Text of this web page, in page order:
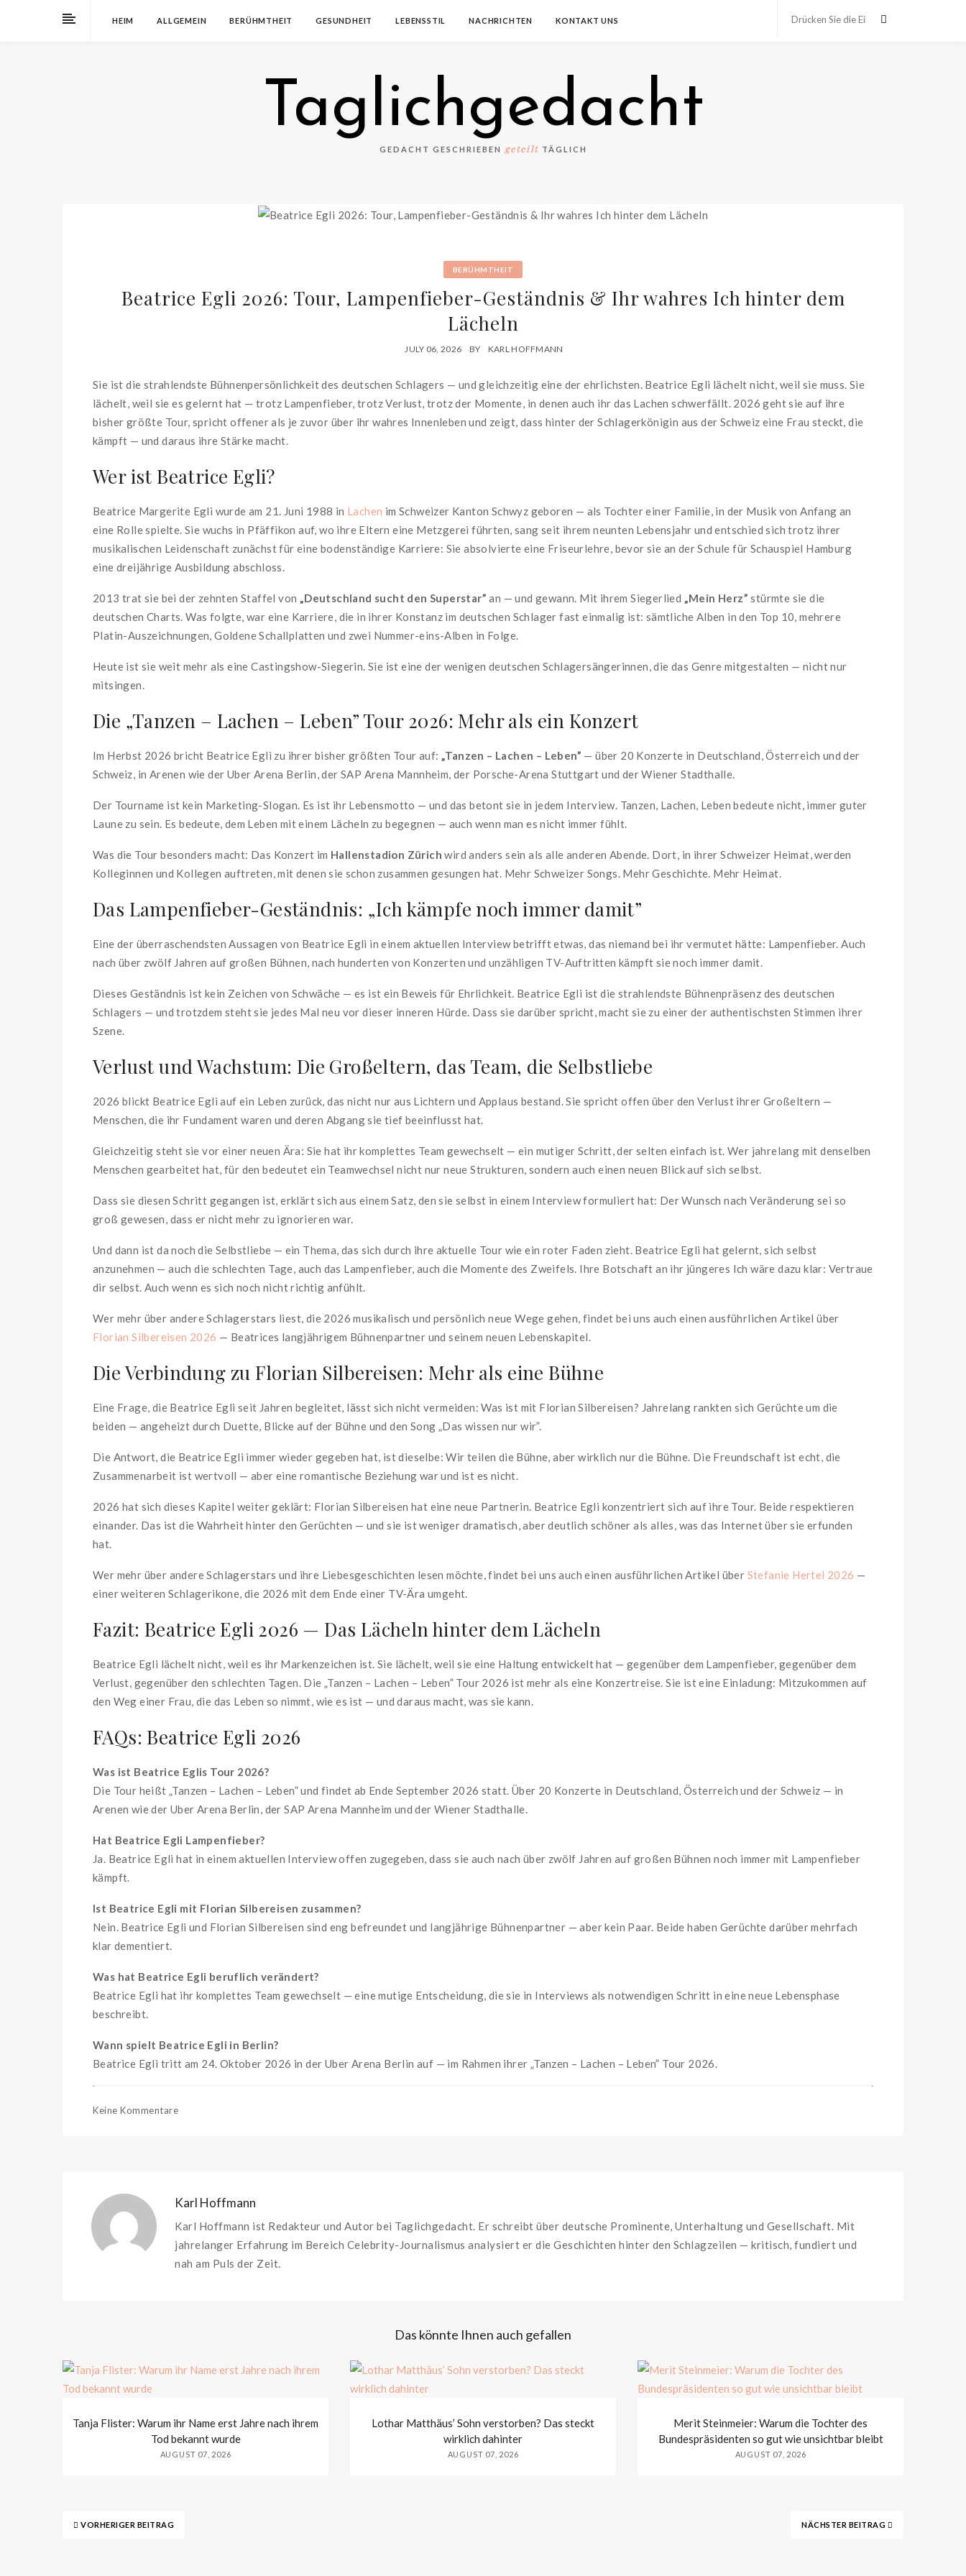
HEIM ALLGEMEIN BERÜHMTHEIT GESUNDHEIT LEBENSSTIL NACHRICHTEN KONTAKT UNS
Taglichgedacht
GEDACHT GESCHRIEBEN geteilt TÄGLICH
BERÜHMTHEIT
Beatrice Egli 2026: Tour, Lampenfieber-Geständnis & Ihr wahres Ich hinter dem
Lächeln
JULY 06, 2026 BY KARL HOFFMANN
Sie ist die strahlendste Bühnenpersönlichkeit des deutschen Schlagers — und gleichzeitig eine der ehrlichsten. Beatrice Egli lächelt nicht, weil sie muss. Sie
lächelt, weil sie es gelernt hat — trotz Lampenfieber, trotz Verlust, trotz der Momente, in denen auch ihr das Lachen schwerfällt. 2026 geht sie auf ihre
bisher größte Tour, spricht offener als je zuvor über ihr wahres Innenleben und zeigt, dass hinter der Schlagerkönigin aus der Schweiz eine Frau steckt, die
kämpft — und daraus ihre Stärke macht.
Wer ist Beatrice Egli?
Beatrice Margerite Egli wurde am 21. Juni 1988 in Lachen im Schweizer Kanton Schwyz geboren — als Tochter einer Familie, in der Musik von Anfang an
eine Rolle spielte. Sie wuchs in Pfäffikon auf, wo ihre Eltern eine Metzgerei führten, sang seit ihrem neunten Lebensjahr und entschied sich trotz ihrer
musikalischen Leidenschaft zunächst für eine bodenständige Karriere: Sie absolvierte eine Friseurlehre, bevor sie an der Schule für Schauspiel Hamburg
eine dreijährige Ausbildung abschloss.
2013 trat sie bei der zehnten Staffel von „Deutschland sucht den Superstar” an — und gewann. Mit ihrem Siegerlied „Mein Herz” stürmte sie die
deutschen Charts. Was folgte, war eine Karriere, die in ihrer Konstanz im deutschen Schlager fast einmalig ist: sämtliche Alben in den Top 10, mehrere
Platin-Auszeichnungen, Goldene Schallplatten und zwei Nummer-eins-Alben in Folge.
Heute ist sie weit mehr als eine Castingshow-Siegerin. Sie ist eine der wenigen deutschen Schlagersängerinnen, die das Genre mitgestalten — nicht nur
mitsingen.
Die „Tanzen – Lachen – Leben” Tour 2026: Mehr als ein Konzert
Im Herbst 2026 bricht Beatrice Egli zu ihrer bisher größten Tour auf: „Tanzen – Lachen – Leben” — über 20 Konzerte in Deutschland, Österreich und der
Schweiz, in Arenen wie der Uber Arena Berlin, der SAP Arena Mannheim, der Porsche-Arena Stuttgart und der Wiener Stadthalle.
Der Tourname ist kein Marketing-Slogan. Es ist ihr Lebensmotto — und das betont sie in jedem Interview. Tanzen, Lachen, Leben bedeute nicht, immer guter
Laune zu sein. Es bedeute, dem Leben mit einem Lächeln zu begegnen — auch wenn man es nicht immer fühlt.
Was die Tour besonders macht: Das Konzert im Hallenstadion Zürich wird anders sein als alle anderen Abende. Dort, in ihrer Schweizer Heimat, werden
Kolleginnen und Kollegen auftreten, mit denen sie schon zusammen gesungen hat. Mehr Schweizer Songs. Mehr Geschichte. Mehr Heimat.
Das Lampenfieber-Geständnis: „Ich kämpfe noch immer damit”
Eine der überraschendsten Aussagen von Beatrice Egli in einem aktuellen Interview betrifft etwas, das niemand bei ihr vermutet hätte: Lampenfieber. Auch
nach über zwölf Jahren auf großen Bühnen, nach hunderten von Konzerten und unzähligen TV-Auftritten kämpft sie noch immer damit.
Dieses Geständnis ist kein Zeichen von Schwäche — es ist ein Beweis für Ehrlichkeit. Beatrice Egli ist die strahlendste Bühnenpräsenz des deutschen
Schlagers — und trotzdem steht sie jedes Mal neu vor dieser inneren Hürde. Dass sie darüber spricht, macht sie zu einer der authentischsten Stimmen ihrer
Szene.
Verlust und Wachstum: Die Großeltern, das Team, die Selbstliebe
2026 blickt Beatrice Egli auf ein Leben zurück, das nicht nur aus Lichtern und Applaus bestand. Sie spricht offen über den Verlust ihrer Großeltern —
Menschen, die ihr Fundament waren und deren Abgang sie tief beeinflusst hat.
Gleichzeitig steht sie vor einer neuen Ära: Sie hat ihr komplettes Team gewechselt — ein mutiger Schritt, der selten einfach ist. Wer jahrelang mit denselben
Menschen gearbeitet hat, für den bedeutet ein Teamwechsel nicht nur neue Strukturen, sondern auch einen neuen Blick auf sich selbst.
Dass sie diesen Schritt gegangen ist, erklärt sich aus einem Satz, den sie selbst in einem Interview formuliert hat: Der Wunsch nach Veränderung sei so
groß gewesen, dass er nicht mehr zu ignorieren war.
Und dann ist da noch die Selbstliebe — ein Thema, das sich durch ihre aktuelle Tour wie ein roter Faden zieht. Beatrice Egli hat gelernt, sich selbst
anzunehmen — auch die schlechten Tage, auch das Lampenfieber, auch die Momente des Zweifels. Ihre Botschaft an ihr jüngeres Ich wäre dazu klar: Vertraue
dir selbst. Auch wenn es sich noch nicht richtig anfühlt.
Wer mehr über andere Schlagerstars liest, die 2026 musikalisch und persönlich neue Wege gehen, findet bei uns auch einen ausführlichen Artikel über
Florian Silbereisen 2026 — Beatrices langjährigem Bühnenpartner und seinem neuen Lebenskapitel.
Die Verbindung zu Florian Silbereisen: Mehr als eine Bühne
Eine Frage, die Beatrice Egli seit Jahren begleitet, lässt sich nicht vermeiden: Was ist mit Florian Silbereisen? Jahrelang rankten sich Gerüchte um die
beiden — angeheizt durch Duette, Blicke auf der Bühne und den Song „Das wissen nur wir”.
Die Antwort, die Beatrice Egli immer wieder gegeben hat, ist dieselbe: Wir teilen die Bühne, aber wirklich nur die Bühne. Die Freundschaft ist echt, die
Zusammenarbeit ist wertvoll — aber eine romantische Beziehung war und ist es nicht.
2026 hat sich dieses Kapitel weiter geklärt: Florian Silbereisen hat eine neue Partnerin. Beatrice Egli konzentriert sich auf ihre Tour. Beide respektieren
einander. Das ist die Wahrheit hinter den Gerüchten — und sie ist weniger dramatisch, aber deutlich schöner als alles, was das Internet über sie erfunden
hat.
Wer mehr über andere Schlagerstars und ihre Liebesgeschichten lesen möchte, findet bei uns auch einen ausführlichen Artikel über Stefanie Hertel 2026 —
einer weiteren Schlagerikone, die 2026 mit dem Ende einer TV-Ära umgeht.
Fazit: Beatrice Egli 2026 — Das Lächeln hinter dem Lächeln
Beatrice Egli lächelt nicht, weil es ihr Markenzeichen ist. Sie lächelt, weil sie eine Haltung entwickelt hat — gegenüber dem Lampenfieber, gegenüber dem
Verlust, gegenüber den schlechten Tagen. Die „Tanzen – Lachen – Leben” Tour 2026 ist mehr als eine Konzertreise. Sie ist eine Einladung: Mitzukommen auf
den Weg einer Frau, die das Leben so nimmt, wie es ist — und daraus macht, was sie kann.
FAQs: Beatrice Egli 2026
Was ist Beatrice Eglis Tour 2026?
Die Tour heißt „Tanzen – Lachen – Leben” und findet ab Ende September 2026 statt. Über 20 Konzerte in Deutschland, Österreich und der Schweiz — in
Arenen wie der Uber Arena Berlin, der SAP Arena Mannheim und der Wiener Stadthalle.
Hat Beatrice Egli Lampenfieber?
Ja. Beatrice Egli hat in einem aktuellen Interview offen zugegeben, dass sie auch nach über zwölf Jahren auf großen Bühnen noch immer mit Lampenfieber
kämpft.
Ist Beatrice Egli mit Florian Silbereisen zusammen?
Nein. Beatrice Egli und Florian Silbereisen sind eng befreundet und langjährige Bühnenpartner — aber kein Paar. Beide haben Gerüchte darüber mehrfach
klar dementiert.
Was hat Beatrice Egli beruflich verändert?
Beatrice Egli hat ihr komplettes Team gewechselt — eine mutige Entscheidung, die sie in Interviews als notwendigen Schritt in eine neue Lebensphase
beschreibt.
Wann spielt Beatrice Egli in Berlin?
Beatrice Egli tritt am 24. Oktober 2026 in der Uber Arena Berlin auf — im Rahmen ihrer „Tanzen – Lachen – Leben” Tour 2026.
Keine Kommentare
Karl Hoffmann
Karl Hoffmann ist Redakteur und Autor bei Taglichgedacht. Er schreibt über deutsche Prominente, Unterhaltung und Gesellschaft. Mit
jahrelanger Erfahrung im Bereich Celebrity-Journalismus analysiert er die Geschichten hinter den Schlagzeilen — kritisch, fundiert und
nah am Puls der Zeit.
Das könnte Ihnen auch gefallen
Tanja Flister: Warum ihr Name erst Jahre nach ihrem
Tod bekannt wurde
AUGUST 07, 2026
Lothar Matthäus’ Sohn verstorben? Das steckt
wirklich dahinter
AUGUST 07, 2026
Merit Steinmeier: Warum die Tochter des
Bundespräsidenten so gut wie unsichtbar bleibt
AUGUST 07, 2026
VORHERIGER BEITRAG NÄCHSTER BEITRAG